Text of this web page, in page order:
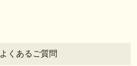
よくあるご質問